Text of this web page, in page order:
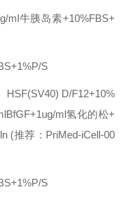
ml牛胰岛素+10%FBS+
S
HSF(SV40) D/F12+10%
ml氢化的松+
(推荐：PriMed-iCell-00
S